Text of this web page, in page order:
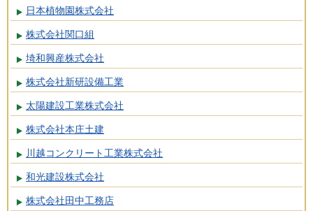
日本植物園株式会社
株式会社関口組
埼和興産株式会社
株式会社新研設備工業
太陽建設工業株式会社
株式会社本庄土建
川越コンクリート工業株式会社
和光建設株式会社
株式会社田中工務店